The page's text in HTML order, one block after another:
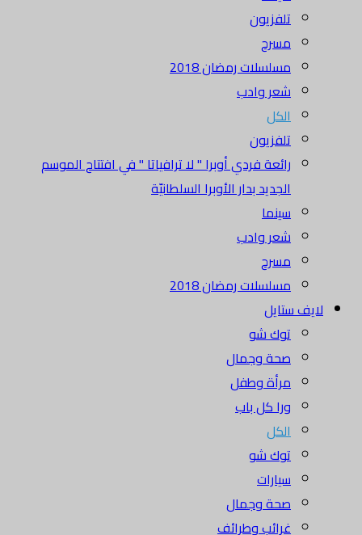
تلفزيون
مسرح
مسلسلات رمضان 2018
شعر وادب
الكل
تلفزيون
رائعة فردي أوبرا " لا ترافياتا " في افتتاح الموسم
الجديد بدار الأوبرا السلطانيّة
سينما
شعر وادب
مسرح
مسلسلات رمضان 2018
لايف ستايل
توك شو
صحة وجمال
مرأة وطفل
ورا كل باب
الكل
توك شو
سيارات
صحة وجمال
غرائب وطرائف